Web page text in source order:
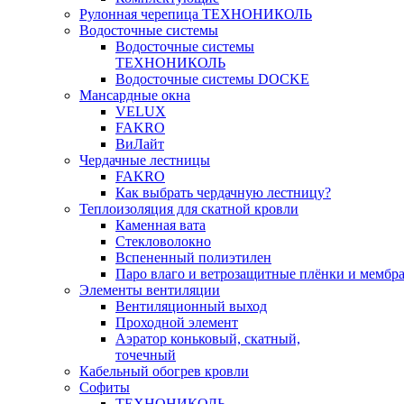
Рулонная черепица ТЕХНОНИКОЛЬ
Водосточные системы
Водосточные системы
ТЕХНОНИКОЛЬ
Водосточные системы DOCKE
Мансардные окна
VELUX
FAKRO
ВиЛайт
Чердачные лестницы
FAKRO
Как выбрать чердачную лестницу?
Теплоизоляция для скатной кровли
Каменная вата
Стекловолокно
Вспененный полиэтилен
Паро влаго и ветрозащитные плёнки и
Элементы вентиляции
Вентиляционный выход
Проходной элемент
Аэратор коньковый, скатный,
точечный
Кабельный обогрев кровли
Софиты